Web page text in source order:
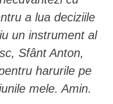
a lua deciziile
un instrument al
Sfânt Anton,
harurile pe
mele. Amin.